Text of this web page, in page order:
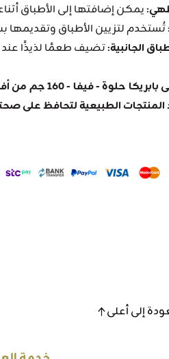
يمكن إضافتها إلى الأطباق
تُستخدم لتزيين الأطباق
الجانبية:تضيف طعمًا لذيذًا عند
فيفا - 160 جم من أفضل عطارة في المملكة، حيث تقدم لك
المنتجات الطبيعية لتحافظ على
إلى أعلى